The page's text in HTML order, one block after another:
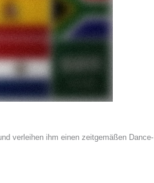
verleihen ihm einen zeitgemäßen Dance-